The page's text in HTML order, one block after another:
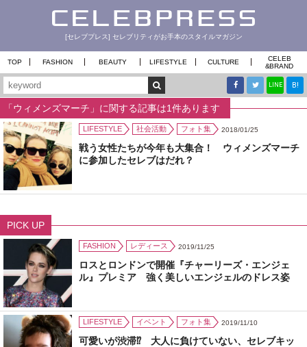
[セレブプレス] セレブリティがお手本のスタイルマガジン
TOP FASHION BEAUTY LIFESTYLE CULTURE
CELEB
&BRAND
LINE B!
「ウィメンズマーチ」に関する記事は1件あります
LIFESTYLE 社会活動 フォト集 2018/01/25
戦う女性たちが今年も大集合！ ウィメンズマーチ
に参加したセレブはだれ？
PICK UP
FASHION レディース 2019/11/25
ロスとロンドンで開催『チャーリーズ・エンジェ
ル』プレミア 強く美しいエンジェルのドレス姿
LIFESTYLE イベント フォト集 2019/11/10
可愛いが渋滞⁉ 大人に負けていない、セレブキッ